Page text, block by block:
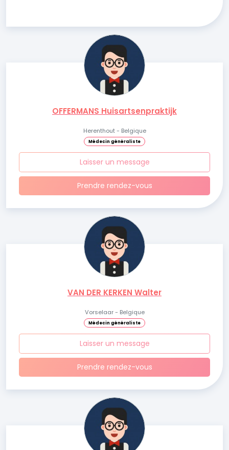
OFFERMANS Huisartsenpraktijk
Herenthout - Belgique
Médecin généraliste
Laisser un message
Prendre rendez-vous
VAN DER KERKEN Walter
Vorselaar - Belgique
Médecin généraliste
Laisser un message
Prendre rendez-vous